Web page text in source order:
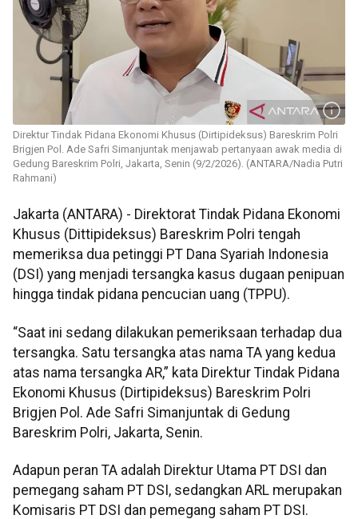
Direktur Tindak Pidana Ekonomi Khusus (Dirtipideksus) Bareskrim Polri
Brigjen Pol. Ade Safri Simanjuntak menjawab pertanyaan awak media di
Gedung Bareskrim Polri, Jakarta, Senin (9/2/2026). (ANTARA/Nadia Putri
Rahmani)
Jakarta (ANTARA) - Direktorat Tindak Pidana Ekonomi
Khusus (Dittipideksus) Bareskrim Polri tengah
memeriksa dua petinggi PT Dana Syariah Indonesia
(DSI) yang menjadi tersangka kasus dugaan penipuan
hingga tindak pidana pencucian uang (TPPU).
“Saat ini sedang dilakukan pemeriksaan terhadap dua
tersangka. Satu tersangka atas nama TA yang kedua
atas nama tersangka AR,” kata Direktur Tindak Pidana
Ekonomi Khusus (Dirtipideksus) Bareskrim Polri
Brigjen Pol. Ade Safri Simanjuntak di Gedung
Bareskrim Polri, Jakarta, Senin.
Adapun peran TA adalah Direktur Utama PT DSI dan
pemegang saham PT DSI, sedangkan ARL merupakan
Komisaris PT DSI dan pemegang saham PT DSI.